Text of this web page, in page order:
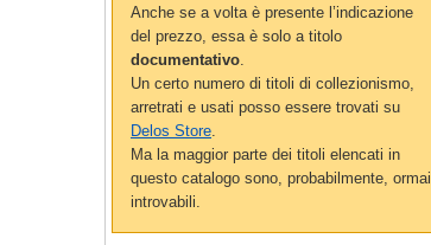
Anche se a volta è presente l’indicazione
del prezzo, essa è solo a titolo
documentativo
Un certo numero di titoli di collezionismo,
arretrati e usati posso essere trovati su
Delos Store
Ma la maggior parte dei titoli elencati in
questo catalogo sono, probabilmente, ormai
introvabili.